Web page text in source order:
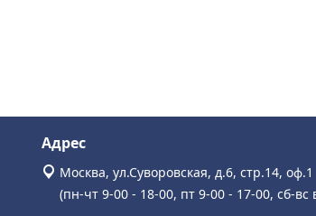
Адрес
Москва, ул.Суворовская, д.6, стр.14, оф.1
(пн-чт 9-00 - 18-00, пт 9-00 - 17-00, сб-вс